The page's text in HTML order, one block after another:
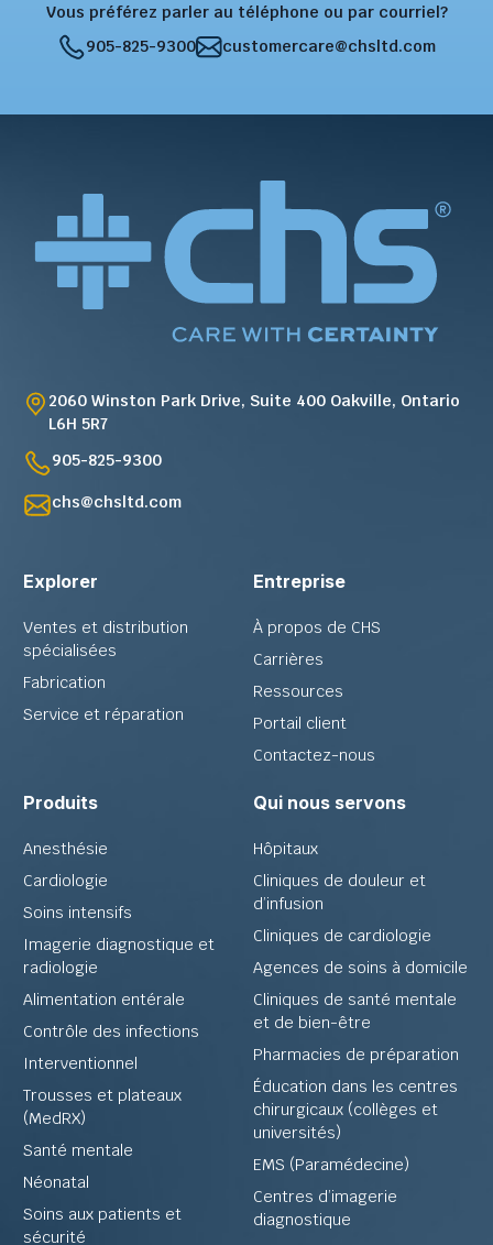
Vous préférez parler au téléphone ou par courriel?
905-825-9300
customercare@chsltd.com
2060 Winston Park Drive, Suite 400 Oakville, Ontario
L6H 5R7
905-825-9300
chs@chsltd.com
Explorer
Ventes et distribution
spécialisées
Fabrication
Service et réparation
Entreprise
À propos de CHS
Carrières
Ressources
Portail client
Contactez-nous
Produits
Anesthésie
Cardiologie
Soins intensifs
Imagerie diagnostique et
radiologie
Alimentation entérale
Contrôle des infections
Interventionnel
Trousses et plateaux
(MedRX)
Santé mentale
Néonatal
Soins aux patients et
sécurité
Qui nous servons
Hôpitaux
Cliniques de douleur et
d’infusion
Cliniques de cardiologie
Agences de soins à domicile
Cliniques de santé mentale
et de bien-être
Pharmacies de préparation
Éducation dans les centres
chirurgicaux (collèges et
universités)
EMS (Paramédecine)
Centres d’imagerie
diagnostique